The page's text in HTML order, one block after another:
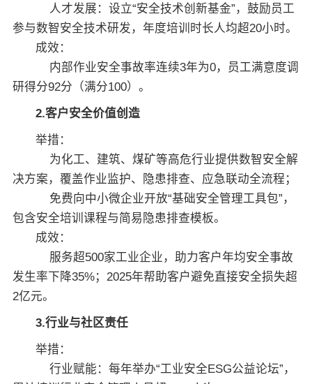
人才发展：设立“安全技术创新基金”，鼓励员工
参与数智安全技术研发，年度培训时长人均超20小时。
成效：
内部作业安全事故率连续3年为0，员工满意度调
研得分92分（满分100）。
2.客户安全价值创造
举措：
为化工、建筑、煤矿等高危行业提供数智安全解
决方案，覆盖作业监护、隐患排查、应急联动全流程；
免费向中小微企业开放“基础安全管理工具包”，
包含安全培训课程与简易隐患排查模板。
成效：
服务超500家工业企业，助力客户年均安全事故
发生率下降35%；2025年帮助客户避免直接安全损失超
2亿元。
3.行业与社区责任
举措：
行业赋能：每年举办“工业安全ESG公益论坛”，